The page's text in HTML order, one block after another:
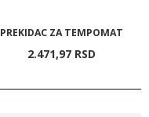
PREKIDAC ZA TEMPOMAT
2.471,97 RSD